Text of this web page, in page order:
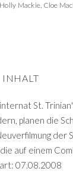
Holly Mackie, Cloe
INHALT
St.
planen die
der
auf einem
07.08.2008